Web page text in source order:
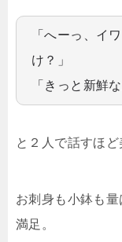
「へーっ、イ
け？」
「きっと新鮮
と２人で話すほ
お刺身も小鉢も
満足。